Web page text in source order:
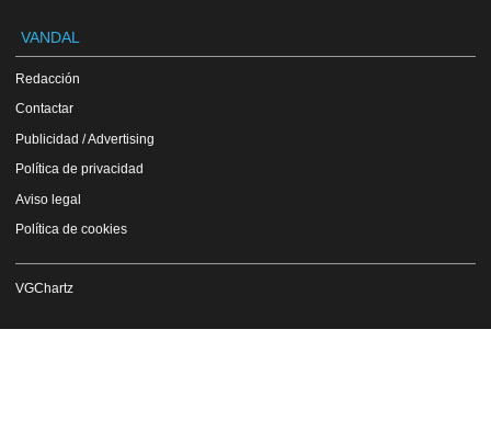
VANDAL
Redacción
Contactar
Publicidad / Advertising
Política de privacidad
Aviso legal
Política de cookies
VGChartz